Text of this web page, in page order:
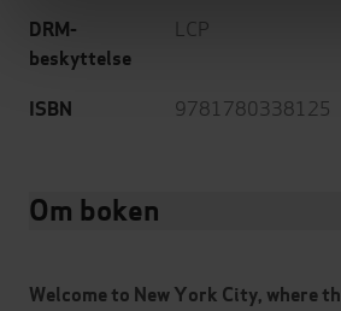
DRM-
beskyttelse
LCP
ISBN 9781780338125
Om boken
Welcome to New York City, where